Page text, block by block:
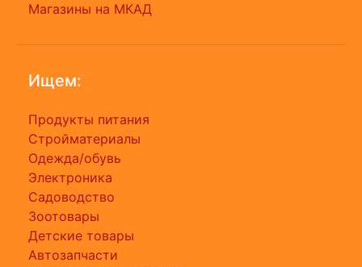
Магазины на МКАД
Ищем:
Продукты питания
Стройматериалы
Одежда/обувь
Электроника
Садоводство
Зоотовары
Детские товары
Автозапчасти